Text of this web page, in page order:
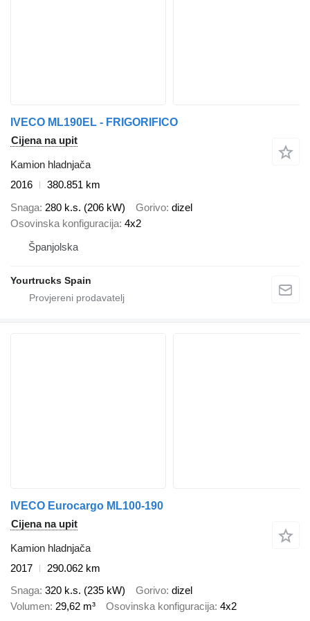
IVECO ML190EL - FRIGORIFICO
Cijena na upit
Kamion hladnjača
2016
380.851 km
Snaga 280 k.s. (206 kW) Gorivo dizel
Osovinska konfiguracija 4x2
Španjolska
Yourtrucks Spain
IVECO Eurocargo ML100-190
Cijena na upit
Kamion hladnjača
2017
290.062 km
Snaga 320 k.s. (235 kW) Gorivo dizel
Volumen 29,62 m³ Osovinska konfiguracija 4x2